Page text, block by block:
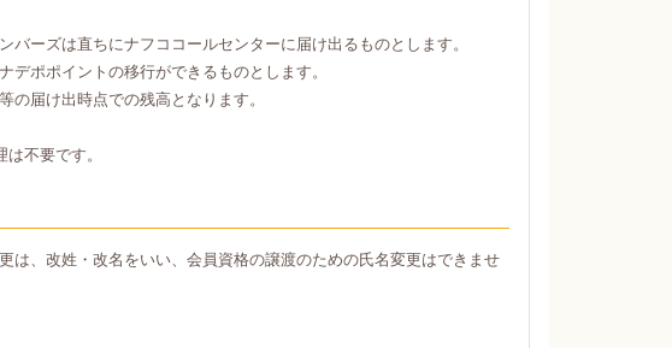
ーズは直ちにナフココールセンターに届け出るものとします。
ポポイントの移行ができるものとします。
届け出時点での残高となります。
不要です。
、改姓・改名をいい、会員資格の譲渡のための氏名変更はできませ